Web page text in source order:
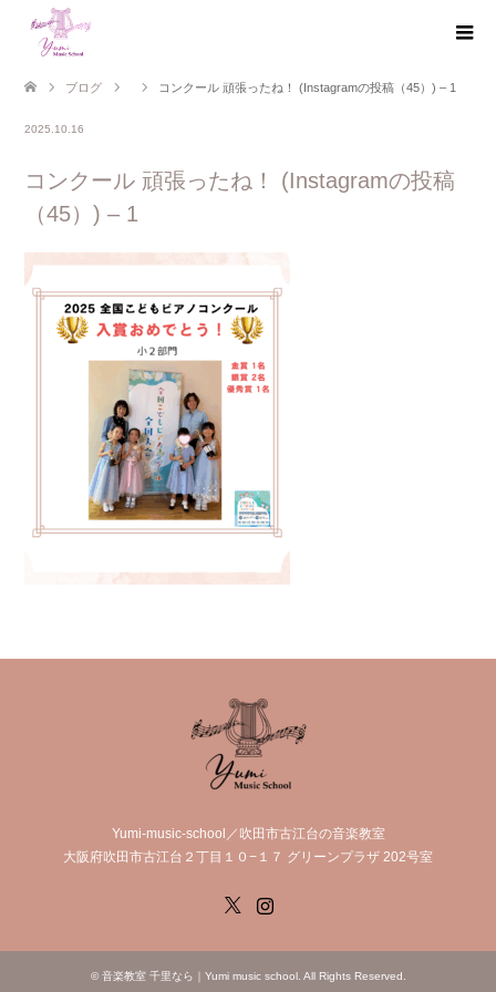
ブログ コンクール 頑張ったね！ (Instagramの投稿（45）) – 1
2025.10.16
コンクール 頑張ったね！ (Instagramの投稿
（45）) – 1
Yumi-music-school／吹田市古江台の音楽教室
大阪府吹田市古江台２丁目１０−１７ グリーンプラザ 202号室
© 音楽教室 千里なら｜Yumi music school. All Rights Reserved.